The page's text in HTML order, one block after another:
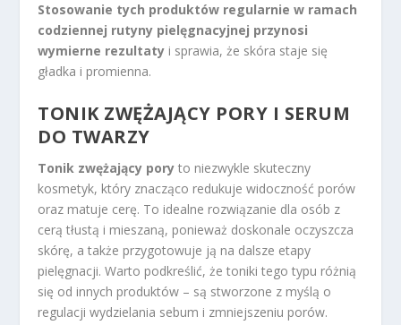
Stosowanie tych produktów regularnie w ramach
codziennej rutyny pielęgnacyjnej przynosi
wymierne rezultaty i sprawia, że skóra staje się
gładka i promienna.
TONIK ZWĘŻAJĄCY PORY I SERUM
DO TWARZY
Tonik zwężający pory to niezwykle skuteczny
kosmetyk, który znacząco redukuje widoczność porów
oraz matuje cerę. To idealne rozwiązanie dla osób z
cerą tłustą i mieszaną, ponieważ doskonale oczyszcza
skórę, a także przygotowuje ją na dalsze etapy
pielęgnacji. Warto podkreślić, że toniki tego typu różnią
się od innych produktów – są stworzone z myślą o
regulacji wydzielania sebum i zmniejszeniu porów.